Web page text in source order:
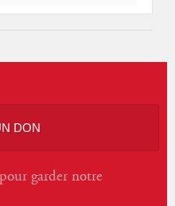
DON
garder notre